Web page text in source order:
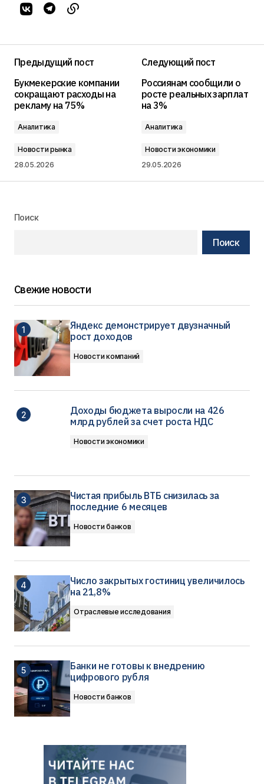
Предыдущий пост
Букмекерские компании
сокращают расходы на
рекламу на 75%
Аналитика
Новости рынка
28.05.2026
Следующий пост
Россиянам сообщили о
росте реальных зарплат
на 3%
Аналитика
Новости экономики
29.05.2026
Поиск
Поиск
Свежие новости
Яндекс демонстрирует двузначный
рост доходов
Новости компаний
Доходы бюджета выросли на 426
млрд рублей за счет роста НДС
Новости экономики
Чистая прибыль ВТБ снизилась за
последние 6 месяцев
Новости банков
Число закрытых гостиниц увеличилось
на 21,8%
Отраслевые исследования
Банки не готовы к внедрению
цифрового рубля
Новости банков